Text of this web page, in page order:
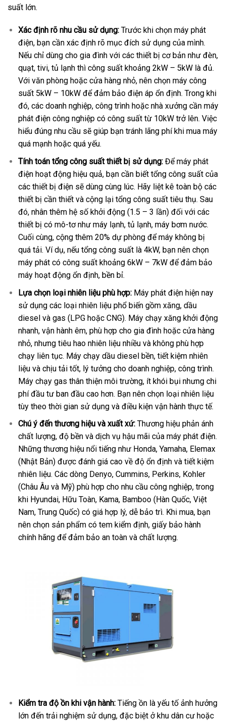
suất lớn.
Xác định rõ nhu cầu sử dụng:Trước khi chọn máy phát
điện, bạn cần xác định rõ mục đích sử dụng của mình.
Nếu chỉ dùng cho gia đình với các thiết bị cơ bản như đèn,
quạt, tivi, tủ lạnh thì công suất khoảng 2kW – 5kW là đủ.
Với văn phòng hoặc cửa hàng nhỏ, nên chọn máy công
suất 5kW – 10kW để đảm bảo điện áp ổn định. Trong khi
đó, các doanh nghiệp, công trình hoặc nhà xưởng cần máy
phát điện công nghiệp có công suất từ 10kW trở lên. Việc
hiểu đúng nhu cầu sẽ giúp bạn tránh lãng phí khi mua máy
quá mạnh hoặc quá yếu.
Tính toán tổng công suất thiết bị sử dụng:Để máy phát
điện hoạt động hiệu quả, bạn cần biết tổng công suất của
các thiết bị điện sẽ dùng cùng lúc. Hãy liệt kê toàn bộ các
thiết bị cần thiết và cộng lại tổng công suất tiêu thụ. Sau
đó, nhân thêm hệ số khởi động (1.5 – 3 lần) đối với các
thiết bị có mô-tơ như máy lạnh, tủ lạnh, máy bơm nước.
Cuối cùng, cộng thêm 20% dự phòng để máy không bị
quá tải. Ví dụ, nếu tổng công suất là 4kW, bạn nên chọn
máy phát có công suất khoảng 6kW – 7kW để đảm bảo
máy hoạt động ổn định, bền bỉ.
Lựa chọn loại nhiên liệu phù hợp:Máy phát điện hiện nay
sử dụng các loại nhiên liệu phổ biến gồm xăng, dầu
diesel và gas (LPG hoặc CNG). Máy chạy xăng khởi động
nhanh, vận hành êm, phù hợp cho gia đình hoặc cửa hàng
nhỏ, nhưng tiêu hao nhiên liệu nhiều và không phù hợp
chạy liên tục. Máy chạy dầu diesel bền, tiết kiệm nhiên
liệu và chịu tải tốt, lý tưởng cho doanh nghiệp, công trình.
Máy chạy gas thân thiện môi trường, ít khói bụi nhưng chi
phí đầu tư ban đầu cao hơn. Bạn nên chọn loại nhiên liệu
tùy theo thời gian sử dụng và điều kiện vận hành thực tế.
Chú ý đến thương hiệu và xuất xứ:Thương hiệu phản ánh
chất lượng, độ bền và dịch vụ hậu mãi của máy phát điện.
Những thương hiệu nổi tiếng như Honda, Yamaha, Elemax
(Nhật Bản) được đánh giá cao về độ ổn định và tiết kiệm
nhiên liệu. Các dòng Denyo, Cummins, Perkins, Kohler
(Châu Âu và Mỹ) phù hợp cho nhu cầu công nghiệp, trong
khi Hyundai, Hữu Toàn, Kama, Bamboo (Hàn Quốc, Việt
Nam, Trung Quốc) có giá hợp lý, dễ bảo trì. Khi mua, bạn
nên chọn sản phẩm có tem kiểm định, giấy bảo hành
chính hãng để đảm bảo an toàn và chất lượng.
Kiểm tra độ ồn khi vận hành:Tiếng ồn là yếu tố ảnh hưởng
lớn đến trải nghiệm sử dụng, đặc biệt ở khu dân cư hoặc